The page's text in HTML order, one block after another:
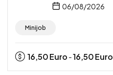
06/08/2026
Minijob
16,50Euro -16,50Euro